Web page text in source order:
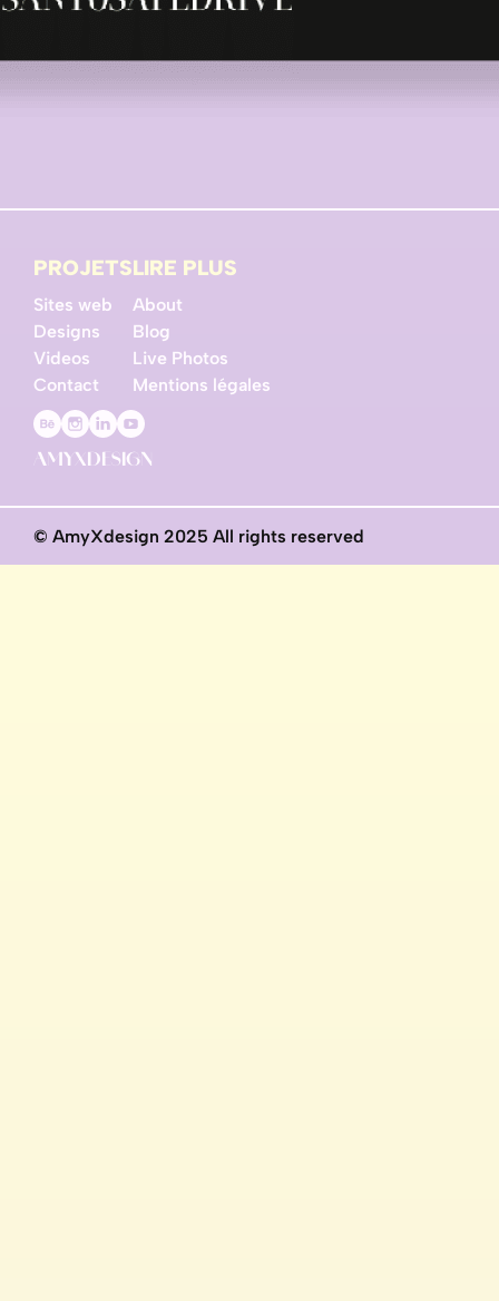
PROJETS
Sites web
Designs
Videos
Contact
LIRE PLUS
About
Blog
Live Photos
Mentions légales
AMYXDESIGN
© AmyXdesign 2025 All rights reserved